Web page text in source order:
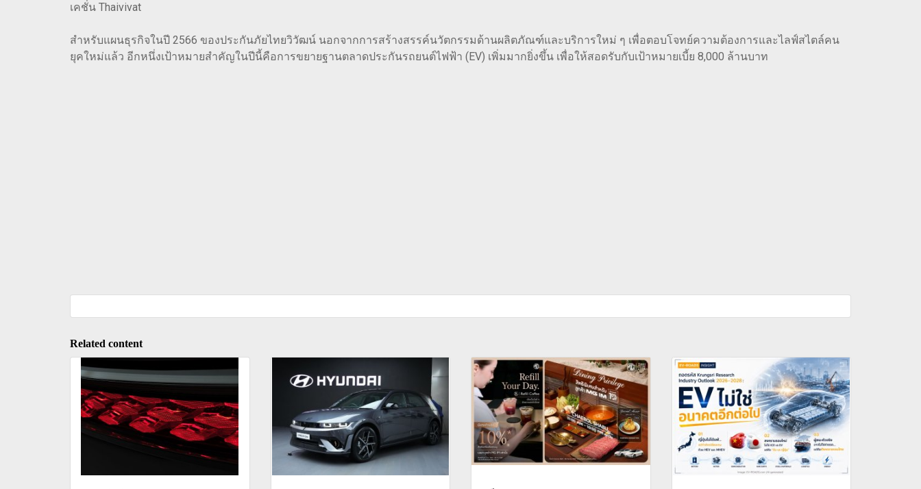
เคชั่น Thaivivat
สำหรับแผนธุรกิจในปี 2566 ของประกันภัยไทยวิวัฒน์ นอกจากการสร้างสรรค์นวัตกรรมด้านผลิตภัณฑ์และบริการใหม่ ๆ เพื่อตอบโจทย์ความต้องการและไลฟ์สไตล์คน
ยุคใหม่แล้ว อีกหนึ่งเป้าหมายสำคัญในปีนี้คือการขยายฐานตลาดประกันรถยนต์ไฟฟ้า (EV) เพิ่มมากยิ่งขึ้น เพื่อให้สอดรับกับเป้าหมายเบี้ย 8,000 ล้านบาท
Related content